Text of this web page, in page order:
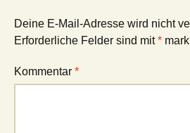
Deine E-Mail-Adresse wird nicht
Erforderliche Felder sind mit*
Kommentar *